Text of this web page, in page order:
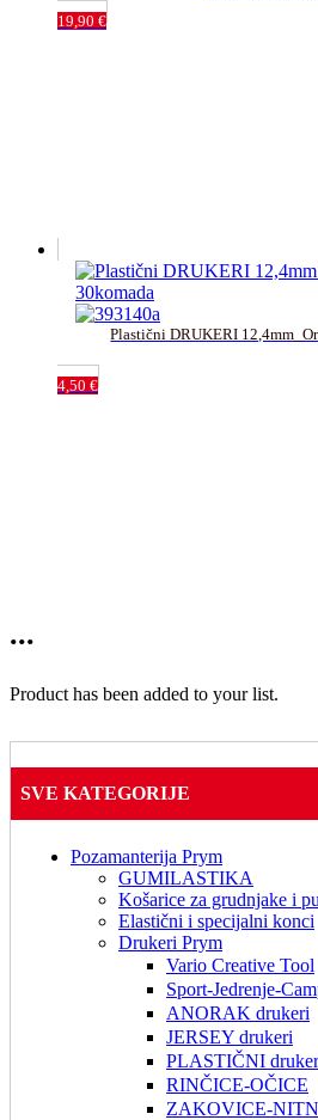
19,90 €
Plastični DRUKERI
4,50 €
...
Product has been added to your list.
SVE KATEGORIJE
Pozamanterija Prym
GUMILASTIKA
Košarice za grudnjake i
Elastični i specijalni konci
Drukeri Prym
Vario Creative Tool
Sport-Jedrenje-
ANORAK drukeri
JERSEY drukeri
PLASTIČNI
RINČICE-OČICE
ZAKOVICE-